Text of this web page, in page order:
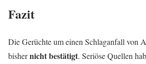
Fazit
Die Gerüchte um einen Schlaganfall von
bishernicht bestätigt. Seriöse Quellen